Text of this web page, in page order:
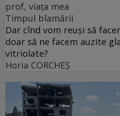
prof, viața mea
Timpul blamării
Dar cînd vom reuși să
doar să ne facem auzite
vitriolate?
Horia CORCHEŞ